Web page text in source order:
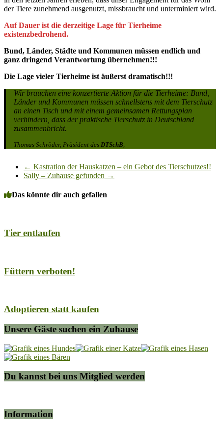
der Tiere zunehmend ausgenutzt, missbraucht und unterminiert wird.
Auf Dauer ist die derzeitige Lage für Tierheime
existenzbedrohend.
Bund, Länder, Städte und Kommunen müssen endlich und
ganz dringend Verantwortung übernehmen!!!
Die Lage vieler Tierheime ist äußerst dramatisch!!!
Wir brauchen eine konzertierte Aktion für die Tierheime: Bund,
Länder und Kommunen müssen schnellstens mit dem Tierschutz
an einen Tisch und mit einem gemeinsamen Rettungsplan
verhindern, dass der praktische Tierschutz in Deutschland
zusammenbricht.
Thomas Schröder, Präsident des DTSchB,
← Kastration der Hauskatzen – ein Gebot des Tierschutzes!!
Sally – Zuhause gefunden →
Das könnte dir auch gefallen
Tier entlaufen
Füttern verboten!
Adoptieren statt kaufen
Unsere Gäste suchen ein Zuhause
Du kannst bei uns Mitglied werden
Information